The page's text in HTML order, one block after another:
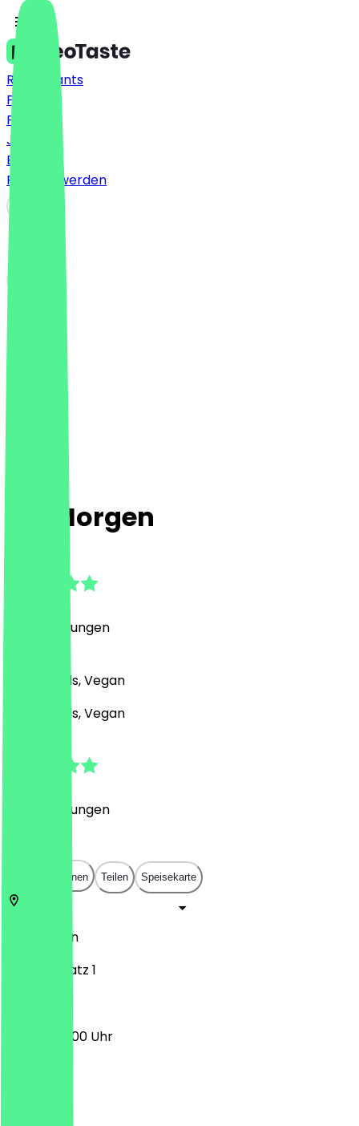
Restaurants
Preise
FAQ
Jobs
Blog
Partner werden
Ins Morgen
Bewertungen
Café, Bowls, Vegan
Café, Bowls, Vegan
Bewertungen
In App öffnen Teilen Speisekarte
Berlin
Oranienplatz 1
09:00 - 20:00 Uhr